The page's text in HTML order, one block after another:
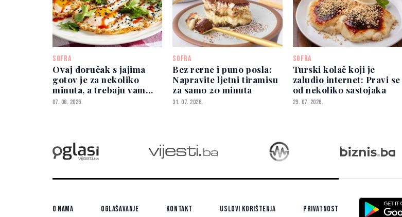
SOFRA
Ovaj doručak s jajima
gotov je za nekoliko
minuta, a trebaju vam
samo 3 glavna sastojka
07. 08. 2026.
SOFRA
Bez rerne i puno posla:
Napravite ljetni tiramisu
za samo 20 minuta
31. 07. 2026.
SOFRA
Turski kolač koji je
zaludio internet: Pravi se
od nekoliko sastojaka
29. 07. 2026.
O nama Oglašavanje Kontakt Uslovi korištenja Privatnost